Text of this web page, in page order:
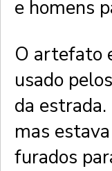
e homens
O artefato
usado
da
mas
furados